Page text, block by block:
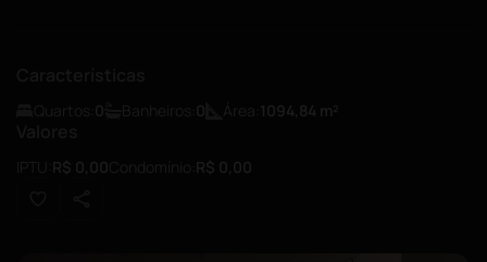
0 0 1094,84 m²
R$ 0,00 R$ 0,00